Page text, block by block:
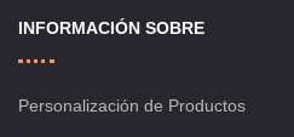
INFORMACIÓN SOBRE
Personalización de Productos